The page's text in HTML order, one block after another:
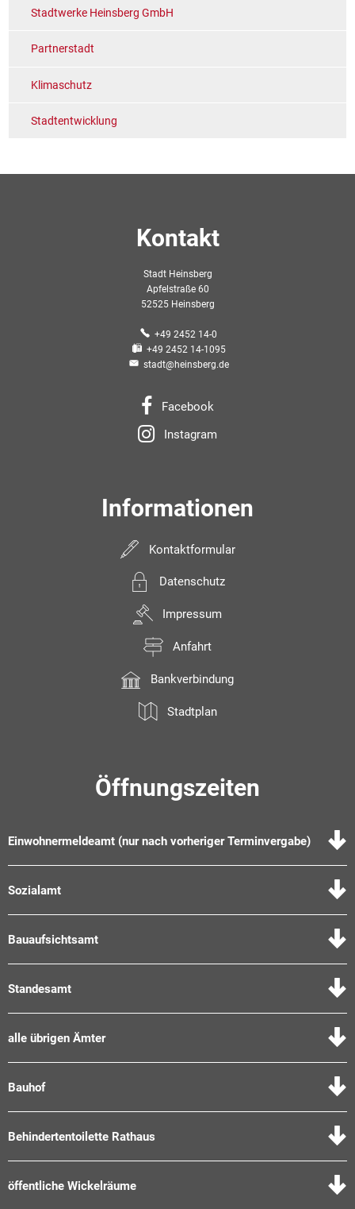
Stadtwerke Heinsberg GmbH
Partnerstadt
Klimaschutz
Stadtentwicklung
Kontakt
Stadt Heinsberg
Apfelstraße 60
52525 Heinsberg
+49 2452 14-0
+49 2452 14-1095
stadt@heinsberg.de
Facebook
Instagram
Informationen
Kontaktformular
Datenschutz
Impressum
Anfahrt
Bankverbindung
Stadtplan
Öffnungszeiten
Einwohnermeldeamt (nur nach vorheriger Terminvergabe)
Sozialamt
Bauaufsichtsamt
Standesamt
alle übrigen Ämter
Bauhof
Behindertentoilette Rathaus
öffentliche Wickelräume